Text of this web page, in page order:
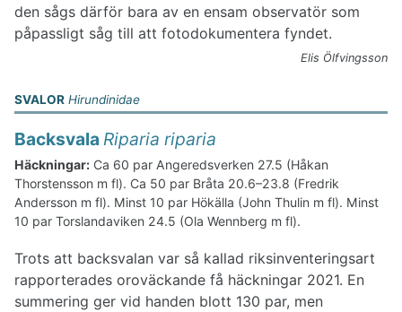
den sågs därför bara av en ensam observatör som
påpassligt såg till att fotodokumentera fyndet.
Elis Ölfvingsson
SVALOR Hirundinidae
Backsvala Riparia riparia
Häckningar: Ca 60 par Angeredsverken 27.5 (Håkan
Thorstensson m fl). Ca 50 par Bråta 20.6–23.8 (Fredrik
Andersson m fl). Minst 10 par Hökälla (John Thulin m fl). Minst
10 par Torslandaviken 24.5 (Ola Wennberg m fl).
Trots att backsvalan var så kallad riksinventeringsart
rapporterades oroväckande få häckningar 2021. En
summering ger vid handen blott 130 par, men